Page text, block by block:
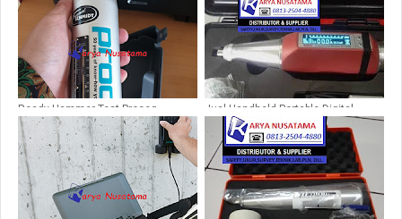
Ready Hammer Test Proceq
Akurasi 99% di Pontianak
Jual Handheld Portable Digital
Concrete Test Hammer